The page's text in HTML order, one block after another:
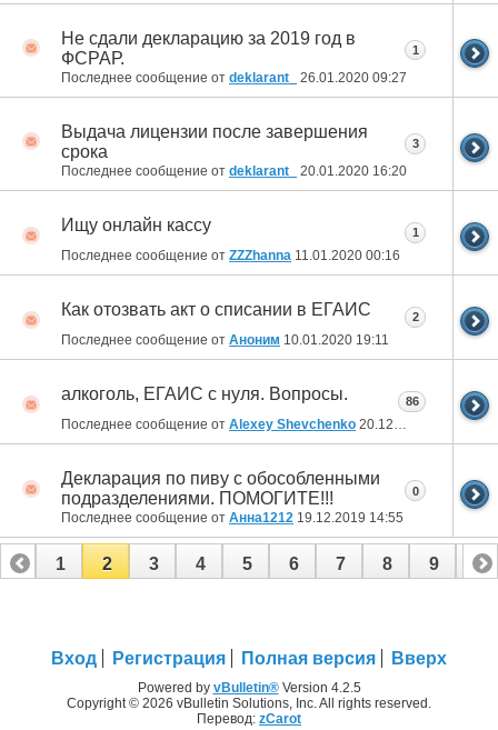
Не сдали декларацию за 2019 год в
ФСРАР.
Последнее сообщение от deklarant_ 26.01.2020 09:27
1
Выдача лицензии после завершения
срока
Последнее сообщение от deklarant_ 20.01.2020 16:20
3
Ищу онлайн кассу
Последнее сообщение от ZZZhanna 11.01.2020 00:16
1
Как отозвать акт о списании в ЕГАИС
Последнее сообщение от Аноним 10.01.2020 19:11
2
алкоголь, ЕГАИС с нуля. Вопросы.
Последнее сообщение от Alexey Shevchenko 20.12.2019
86
Декларация по пиву с обособленными
подразделениями. ПОМОГИТЕ!!!
Последнее сообщение от Анна1212 19.12.2019 14:55
0
1 2 3 4 5 6 7 8 9 10
Вход Регистрация Полная версия Вверх
Powered by vBulletin®Version 4.2.5
Copyright © 2026 vBulletin Solutions, Inc. All rights reserved.
Перевод: zCarot